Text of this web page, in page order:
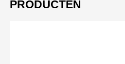
PRODUCTEN